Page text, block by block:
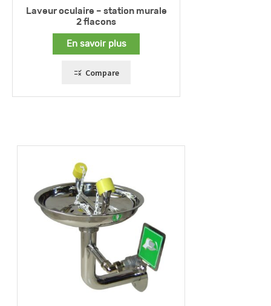
Laveur oculaire – station murale
2 flacons
En savoir plus
Compare